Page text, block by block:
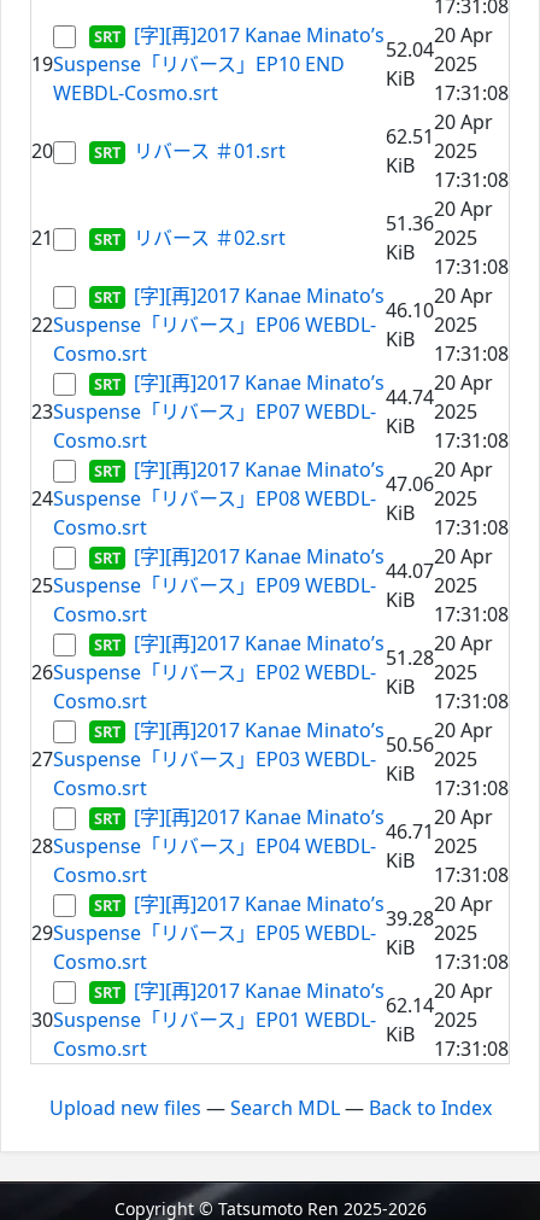
17:31:08
19
[字][再]2017 Kanae Minato’s
Suspense「リバース」EP10 END
WEBDL-Cosmo.srt
52.04
KiB
20 Apr
2025
17:31:08
20 リバース ＃01.srt
62.51
KiB
20 Apr
2025
17:31:08
21 リバース ＃02.srt
51.36
KiB
20 Apr
2025
17:31:08
22
[字][再]2017 Kanae Minato’s
Suspense「リバース」EP06 WEBDL-
Cosmo.srt
46.10
KiB
20 Apr
2025
17:31:08
23
[字][再]2017 Kanae Minato’s
Suspense「リバース」EP07 WEBDL-
Cosmo.srt
44.74
KiB
20 Apr
2025
17:31:08
24
[字][再]2017 Kanae Minato’s
Suspense「リバース」EP08 WEBDL-
Cosmo.srt
47.06
KiB
20 Apr
2025
17:31:08
25
[字][再]2017 Kanae Minato’s
Suspense「リバース」EP09 WEBDL-
Cosmo.srt
44.07
KiB
20 Apr
2025
17:31:08
26
[字][再]2017 Kanae Minato’s
Suspense「リバース」EP02 WEBDL-
Cosmo.srt
51.28
KiB
20 Apr
2025
17:31:08
27
[字][再]2017 Kanae Minato’s
Suspense「リバース」EP03 WEBDL-
Cosmo.srt
50.56
KiB
20 Apr
2025
17:31:08
28
[字][再]2017 Kanae Minato’s
Suspense「リバース」EP04 WEBDL-
Cosmo.srt
46.71
KiB
20 Apr
2025
17:31:08
29
[字][再]2017 Kanae Minato’s
Suspense「リバース」EP05 WEBDL-
Cosmo.srt
39.28
KiB
20 Apr
2025
17:31:08
30
[字][再]2017 Kanae Minato’s
Suspense「リバース」EP01 WEBDL-
Cosmo.srt
62.14
KiB
20 Apr
2025
17:31:08
Upload new files —Search MDL— Back to Index
Copyright © Tatsumoto Ren 2025-2026